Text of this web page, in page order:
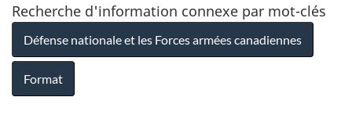
Recherche d'information connexe par mot-clés
Défense nationale et les Forces armées canadiennes
Format